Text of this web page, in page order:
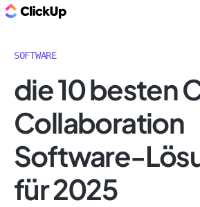
SOFTWARE
die 10 besten
Collaboration
Software-
für 2025